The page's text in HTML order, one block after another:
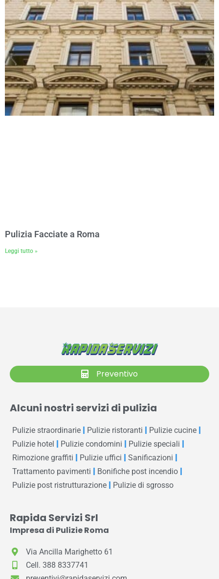
Pulizia Facciate a Roma
Leggi tutto »
Preventivo
Alcuni nostri servizi di pulizia
Pulizie straordinarie Pulizie ristoranti
Pulizie cucine
Pulizie hotel
Pulizie condomini
Pulizie speciali
Rimozione graffiti
Pulizie uffici
Sanificazioni
Trattamento pavimenti
Bonifiche post incendio
Pulizie post ristrutturazione
Pulizie di sgrosso
Rapida Servizi Srl
Impresa di Pulizie Roma
Via Ancilla Marighetto 61
Cell. 388 8337741